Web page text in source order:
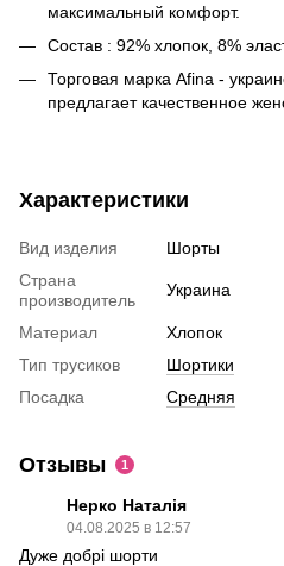
максимальный комфорт.
Состав : 92% хлопок, 8%
Торговая марка Afina -
предлагает качественное
Характеристики
Вид изделия
Шорты
Страна
производитель
Украина
Материал
Хлопок
Тип трусиков
Шортики
Посадка
Средняя
Отзывы 1
Нерко Наталія
04.08.2025 в 12:57
Дуже добрі шорти